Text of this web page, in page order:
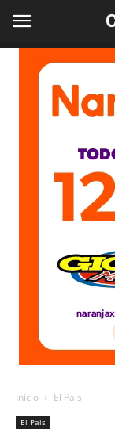
Inicio El Pais
El Pais